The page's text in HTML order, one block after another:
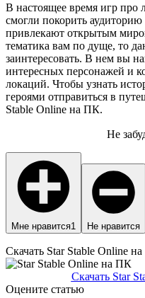
В настоящее время игр про
смогли покорить
привлекают открытым
тематика вам по дуще, то
заинтересовать. В нем вы
интересных персонажей и
локаций. Чтобы узнать
героями отправиться в
Stable Online на ПК.
Не
Мне нравится1 Не нравится
Скачать Star Stable Online
Скачать Star
Оцените статью